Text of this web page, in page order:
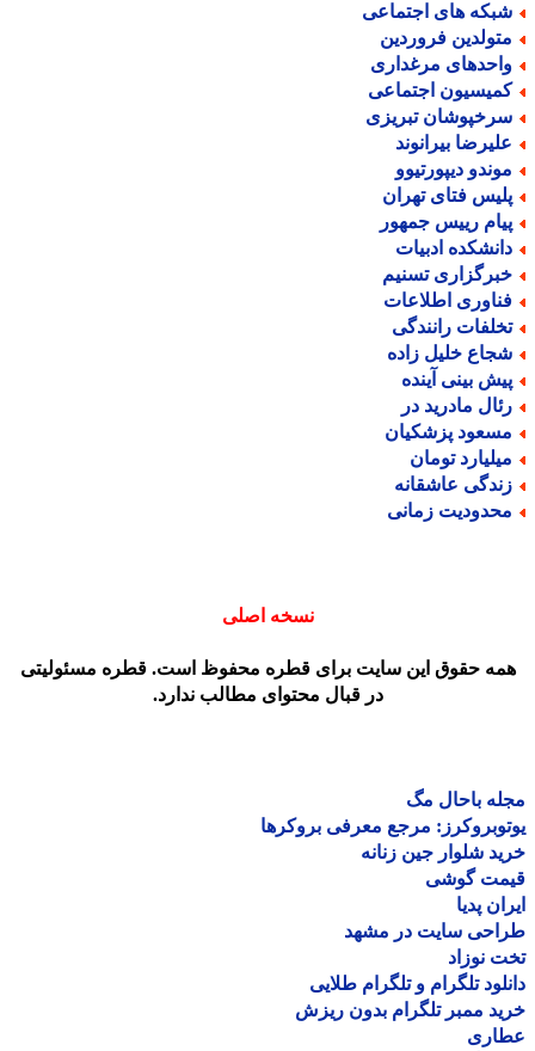
های اجتماعی
فروردین
مرغداری
اجتماعی
تبریزی
بیرانوند
دیپورتیوو
فتای تهران
رییس جمهور
ادبیات
تسنیم
اطلاعات
رانندگی
خلیل زاده
بینی آینده
مادرید در
پزشکیان
تومان
عاشقانه
زمانی
نسخه اصلی
حقوق این سایت برای قطره محفوظ است. قطره مسئولیتی
در قبال محتوای مطالب ندارد.
باحال مگ
مرجع معرفی بروکرها
شلوار جین زنانه
گوشی
پدیا
سایت در مشهد
نوزاد
تلگرام و تلگرام طلایی
ممبر تلگرام بدون ریزش